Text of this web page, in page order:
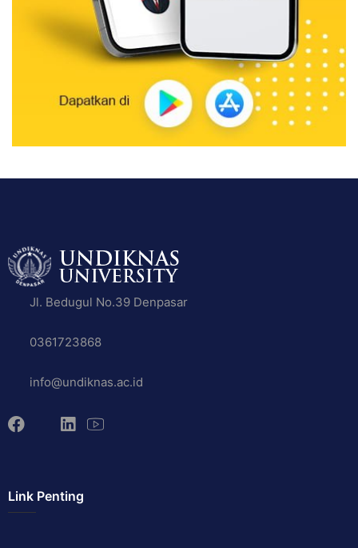
Jl. Bedugul No.39 Denpasar
0361723868
info@undiknas.ac.id
Link Penting